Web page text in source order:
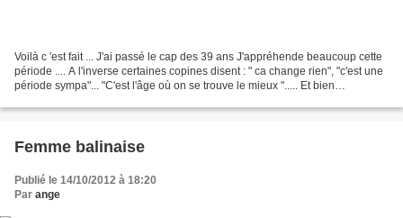
Voilà c 'est fait ... J'ai passé le cap des 39 ans J'appréhende beaucoup cette
période .... A l'inverse certaines copines disent : " ca change rien", "c'est une
période sympa"... "C'est l'âge où on se trouve le mieux "..... Et bien
Femme balinaise
Publié le 14/10/2012 à 18:20
Par ange